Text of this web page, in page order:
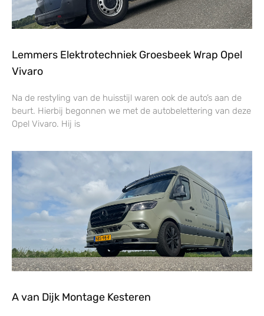
Lemmers Elektrotechniek Groesbeek Wrap Opel
Vivaro
Na de restyling van de huisstijl waren ook de auto’s aan de
beurt. Hierbij begonnen we met de autobelettering van deze
Opel Vivaro. Hij is
A van Dijk Montage Kesteren